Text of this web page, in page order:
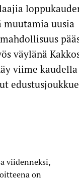
muutamia uusia
väylänä
viime kaudella
viidenneksi,
on